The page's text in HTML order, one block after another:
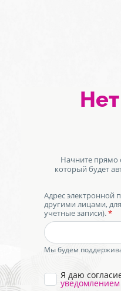
Начните прямо
который будет
Адрес электронной
другими лицами,
учетные записи).
honeypot
Мы будем
Я даю